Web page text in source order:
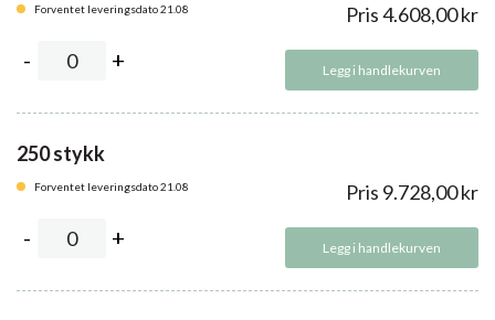
Forventet leveringsdato 21.08 Pris4.608,00kr
Legg i handlekurven
250 stykk
Forventet leveringsdato 21.08 Pris 9.728,00kr
Legg i handlekurven